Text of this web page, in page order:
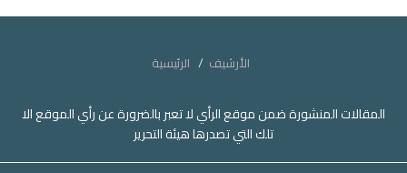
الأرشيف الرئيسية
المقالات المنشورة ضمن موقع الرأي لا تعبر بالضرورة عن رأي الموقع الا
تلك التي تصدرها هيئة التحرير